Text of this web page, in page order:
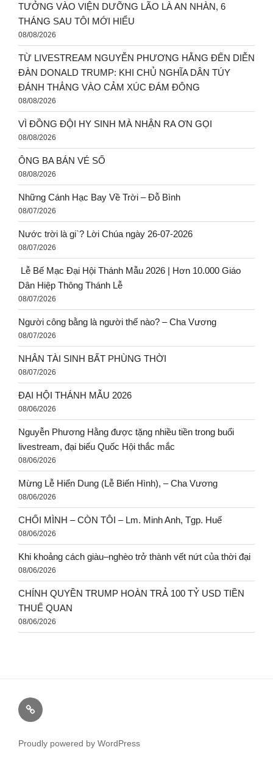
TƯỞNG VÀO VIỆN DƯỠNG LÃO LÀ AN NHÀN, 6
THÁNG SAU TÔI MỚI HIỂU
08/08/2026
TỪ LIVESTREAM NGUYỄN PHƯƠNG HẰNG ĐẾN DIỄN
ĐÀN DONALD TRUMP: KHI CHỦ NGHĨA DÂN TÚY
ĐÁNH THẲNG VÀO CẢM XÚC ĐÁM ĐÔNG
08/08/2026
VÌ ĐỒNG ĐỘI HY SINH MÀ NHẬN RA ƠN GỌI
08/08/2026
ÔNG BA BÁN VÉ SỐ
08/08/2026
Những Cánh Hạc Bay Về Trời – Đỗ Bình
08/07/2026
Nước trời là gi`? Lời Chúa ngày 26-07-2026
08/07/2026
Lễ Bế Mạc Đại Hội Thánh Mẫu 2026 | Hơn 10.000 Giáo
Dân Hiệp Thông Thánh Lễ
08/07/2026
Người công bằng là người thế nào? – Cha Vương
08/07/2026
NHÂN TÀI SINH BẤT PHÙNG THỜI
08/07/2026
ĐẠI HỘI THÁNH MẪU 2026
08/06/2026
Nguyễn Phương Hằng được tặng nhiều tiền trong buổi
livestream, đại biểu Quốc Hội thắc mắc
08/06/2026
Mừng Lễ Hiển Dung (Lễ Biến Hình), – Cha Vương
08/06/2026
CHỐI MÌNH – CÒN TÔI – Lm. Minh Anh, Tgp. Huế
08/06/2026
Khi khoảng cách giàu–nghèo trở thành vết nứt của thời đại
08/06/2026
CHÍNH QUYỀN TRUMP HOÀN TRẢ 100 TỶ USD TIỀN
THUẾ QUAN
08/06/2026
Proudly powered by WordPress